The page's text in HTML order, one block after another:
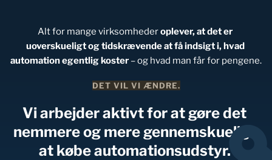
Alt for mange virksomheder oplever, at det er
uoverskueligt og tidskrævende at få indsigt i, hvad
automation egentlig koster – og hvad man får for pengene.
DET VIL VI ÆNDRE.
nemmere og mere gennemskueligt
at købe automationsudstyr.